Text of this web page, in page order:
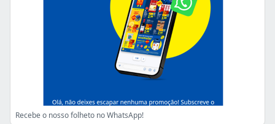
Recebe o nosso folheto no WhatsApp!